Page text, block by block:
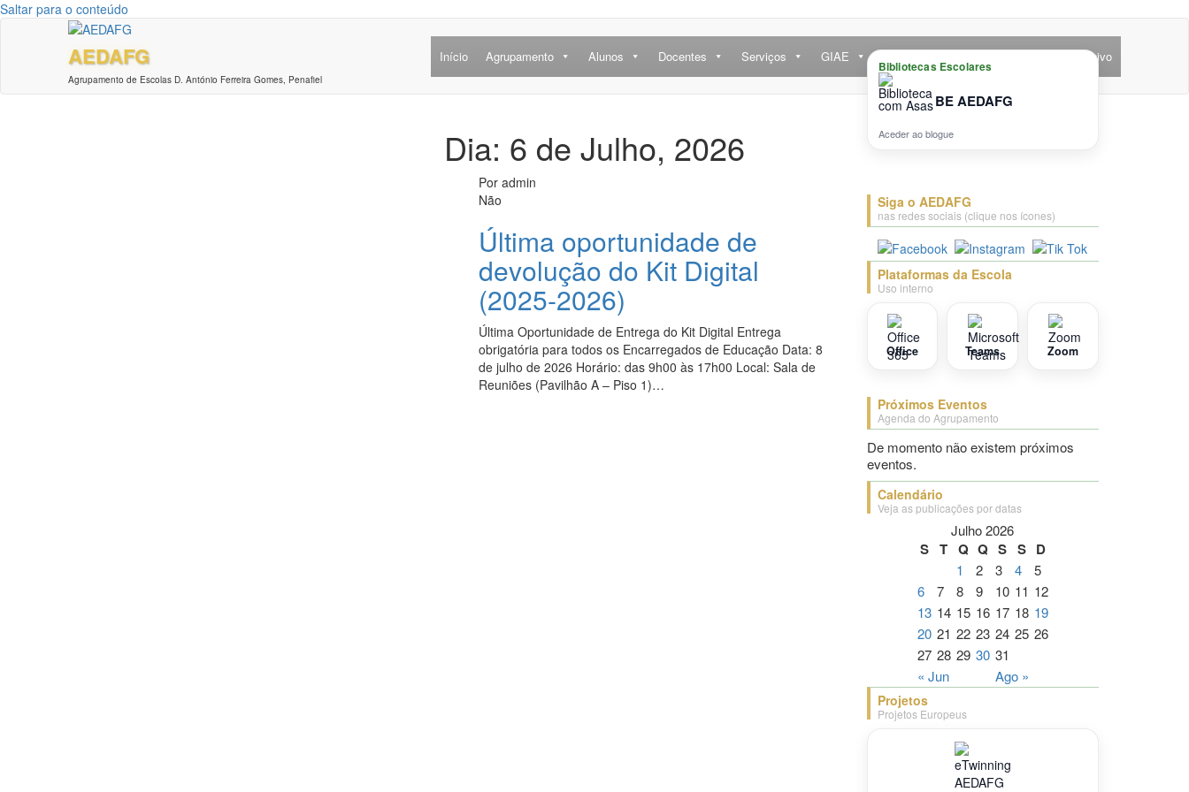
Saltar para o conteúdo
AEDAFG
Agrupamento de Escolas D. António Ferreira Gomes, Penafiel
Início Agrupamento Alunos Docentes Serviços GIAE Arquivo
Dia: 6 de Julho, 2026
Poradmin
Não
Última oportunidade de
devolução do Kit Digital
(2025-2026)
Última Oportunidade de Entrega do Kit Digital Entrega
obrigatória para todos os Encarregados de Educação Data: 8
de julho de 2026 Horário: das 9h00 às 17h00 Local: Sala de
Reuniões (Pavilhão A – Piso 1)…
Bibliotecas Escolares
BE AEDAFG
Aceder ao blogue
Siga o AEDAFG
nas redes sociais (clique nos ícones)
Plataformas da Escola
Uso interno
Office Teams Zoom
Próximos Eventos
Agenda do Agrupamento
De momento não existem próximos
eventos.
Calendário
Veja as publicações por datas
Julho 2026
S T Q Q S S D
« Jun Ago »
1 2 3 4
5
6
7 8 9 10 11 12
13 14 15 16 17 18 19
20 21 22 23 24 25 26
27 28 29 30 31
Projetos
Projetos Europeus